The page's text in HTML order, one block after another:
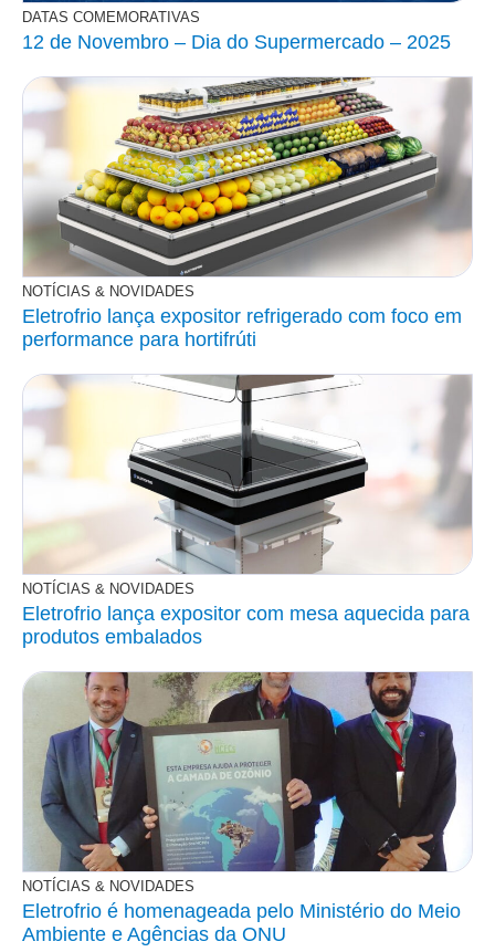
DATAS COMEMORATIVAS
12 de Novembro – Dia do Supermercado – 2025
NOTÍCIAS & NOVIDADES
Eletrofrio lança expositor refrigerado com foco em
performance para hortifrúti
NOTÍCIAS & NOVIDADES
Eletrofrio lança expositor com mesa aquecida para
produtos embalados
NOTÍCIAS & NOVIDADES
Eletrofrio é homenageada pelo Ministério do Meio
Ambiente e Agências da ONU